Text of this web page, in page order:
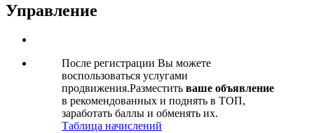
Управление
После регистрации Вы можете
воспользоваться услугами
продвижения.Разместить ваше объявление
в рекомендованных и поднять в ТОП,
заработать баллы и обменять их.
Таблица начислений